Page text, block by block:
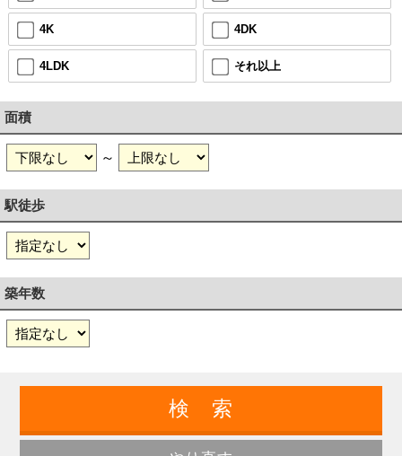
4K 4DK
4LDK それ以上
面積
～
駅徒歩
築年数